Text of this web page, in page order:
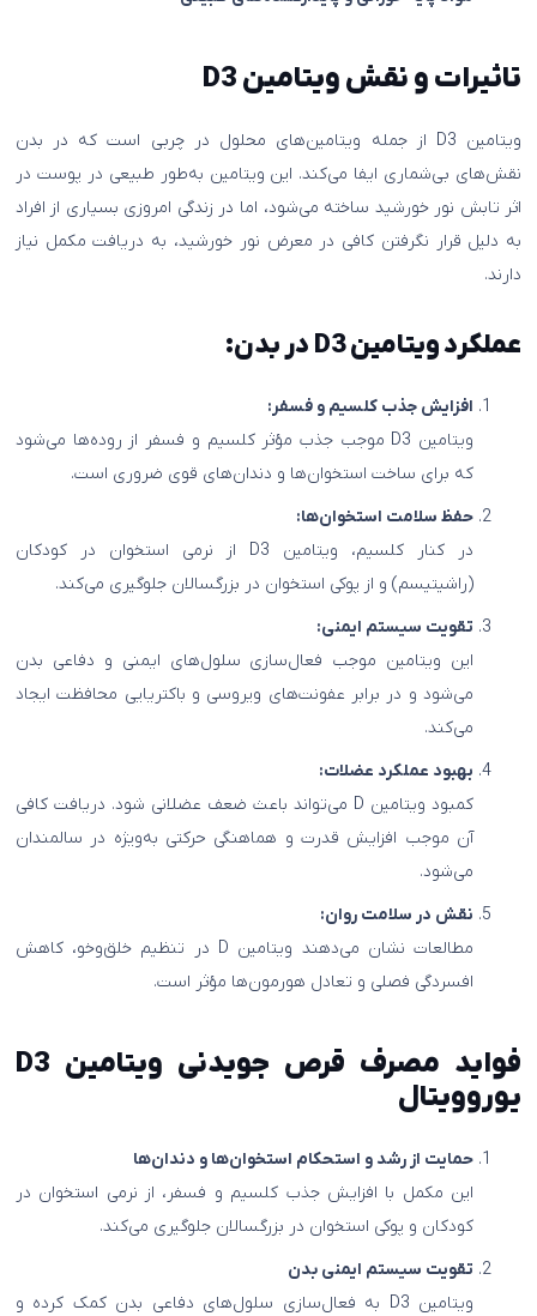
تاثیرات و نقش ویتامین D3
ویتامین D3 از جمله ویتامین‌های محلول در چربی است که در بدن
نقش‌های بی‌شماری ایفا می‌کند. این ویتامین به‌طور طبیعی در پوست در
اثر تابش نور خورشید ساخته می‌شود، اما در زندگی امروزی بسیاری از افراد
به دلیل قرار نگرفتن کافی در معرض نور خورشید، به دریافت مکمل نیاز
دارند.
عملکرد ویتامین D3 در بدن:
افزایش جذب کلسیم و فسفر:
ویتامین D3 موجب جذب مؤثر کلسیم و فسفر از روده‌ها می‌شود
که برای ساخت استخوان‌ها و دندان‌های قوی ضروری است.
حفظ سلامت استخوان‌ها:
در کنار کلسیم، ویتامین D3 از نرمی استخوان در کودکان
(راشیتیسم) و از پوکی استخوان در بزرگسالان جلوگیری می‌کند.
تقویت سیستم ایمنی:
این ویتامین موجب فعال‌سازی سلول‌های ایمنی و دفاعی بدن
می‌شود و در برابر عفونت‌های ویروسی و باکتریایی محافظت ایجاد
می‌کند.
بهبود عملکرد عضلات:
کمبود ویتامین D می‌تواند باعث ضعف عضلانی شود. دریافت کافی
آن موجب افزایش قدرت و هماهنگی حرکتی به‌ویژه در سالمندان
می‌شود.
نقش در سلامت روان:
مطالعات نشان می‌دهند ویتامین D در تنظیم خلق‌وخو، کاهش
افسردگی فصلی و تعادل هورمون‌ها مؤثر است.
فواید مصرف قرص جویدنی ویتامین D3
یوروویتال
حمایت از رشد و استحکام استخوان‌ها و دندان‌ها
این مکمل با افزایش جذب کلسیم و فسفر، از نرمی استخوان در
کودکان و پوکی استخوان در بزرگسالان جلوگیری می‌کند.
تقویت سیستم ایمنی بدن
ویتامین D3 به فعال‌سازی سلول‌های دفاعی بدن کمک کرده و